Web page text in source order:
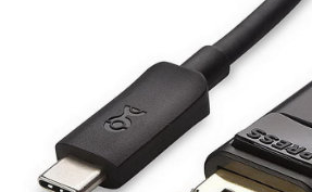
生成式AI與雲端應用
Enterprise Digital Transformation
特集